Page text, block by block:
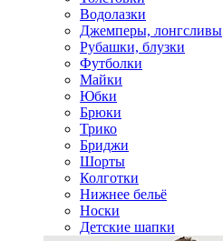
Водолазки
Джемперы, лонгсливы
Рубашки, блузки
Футболки
Майки
Юбки
Брюки
Трико
Бриджи
Шорты
Колготки
Нижнее бельё
Носки
Детские шапки